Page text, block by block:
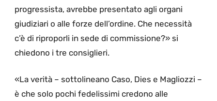
progressista, avrebbe presentato agli organi
giudiziari o alle forze dell’ordine. Che necessità
c’è di riproporli in sede di commissione?» si
chiedono i tre consiglieri.
«La verità – sottolineano Caso, Dies e Magliozzi –
è che solo pochi fedelissimi credono alle